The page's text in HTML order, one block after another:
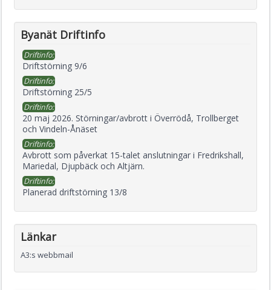
Byanät Driftinfo
Driftinfo:
Driftstörning 9/6
Driftinfo:
Driftstörning 25/5
Driftinfo:
20 maj 2026. Störningar/avbrott i Överrödå, Trollberget
och Vindeln-Ånäset
Driftinfo:
Avbrott som påverkat 15-talet anslutningar i Fredrikshall,
Mariedal, Djupbäck och Altjärn.
Driftinfo:
Planerad driftstörning 13/8
Länkar
A3:s webbmail